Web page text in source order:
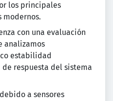
los principales
modernos.
con una evaluación
analizamos
estabilidad
respuesta del sistema
a sensores